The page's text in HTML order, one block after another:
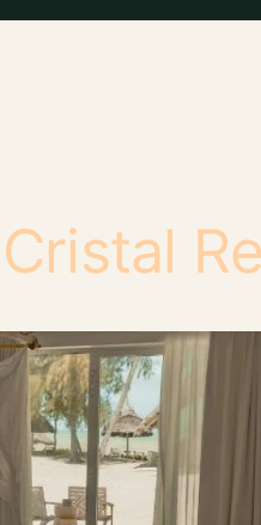
Cristal